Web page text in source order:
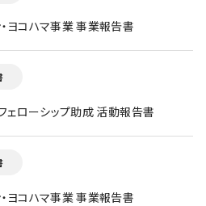
ヨコハマ事業 事業報告書
ェローシップ助成 活動報告書
ヨコハマ事業 事業報告書